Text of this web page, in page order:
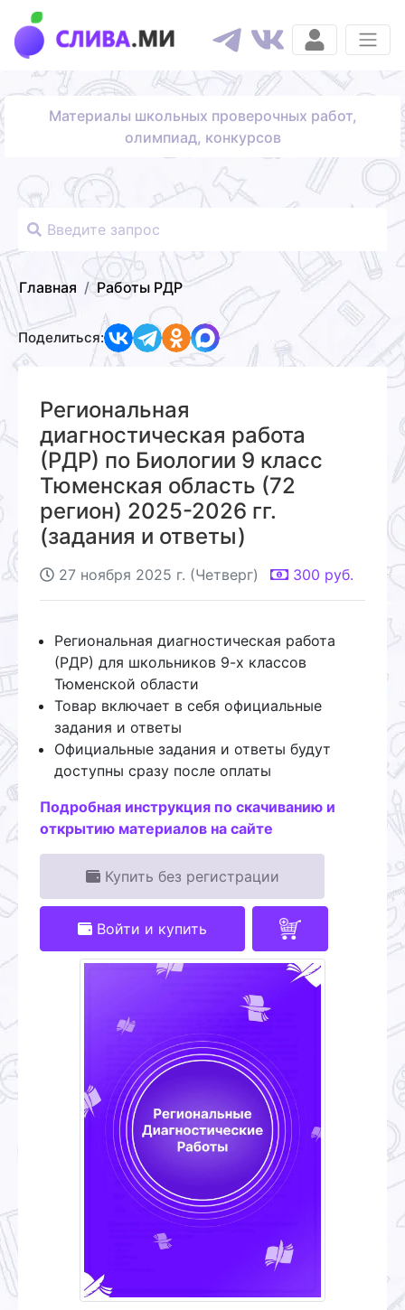
Материалы школьных проверочных работ,
олимпиад, конкурсов
Главная Работы РДР
Поделиться:
Региональная
диагностическая работа
(РДР) по Биологии 9 класс
Тюменская область (72
регион) 2025-2026 гг.
(задания и ответы)
27 ноября 2025 г. (Четверг) 300 руб.
Региональная диагностическая работа
(РДР) для школьников 9-х классов
Тюменской области
Товар включает в себя официальные
задания и ответы
Официальные задания и ответы будут
доступны сразу после оплаты
Подробная инструкция по скачиванию и
открытию материалов на сайте
Купить без регистрации
Войти и купить